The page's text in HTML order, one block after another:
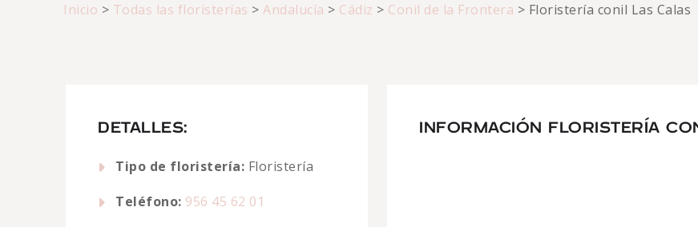
Inicio > Todas las floristerías >Andalucía > Cádiz > Conil de la Frontera > Floristería conil Las Calas
DETALLES:
Tipo de floristería: Floristería
Teléfono: 956 45 62 01
INFORMACIÓN FLORISTERÍA